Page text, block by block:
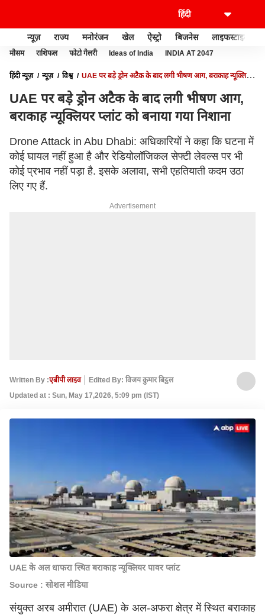
न्यूज़ राज्य मनोरंजन खेल ऐस्ट्रो बिजनेस लाइफस्टाइल
मौसम राशिफल फोटो गैलरी Ideas of India INDIA AT 2047
हिंदी न्यूज़ न्यूज़ विश्व
UAE पर बड़े ड्रोन अटैक के बाद लगी भीषण आग, बराकाह न्यूक्लियर
UAE पर बड़े ड्रोन अटैक के बाद लगी भीषण आग,
बराकाह न्यूक्लियर प्लांट को बनाया गया निशाना
Drone Attack in Abu Dhabi: अधिकारियों ने कहा कि घटना में
कोई घायल नहीं हुआ है और रेडियोलॉजिकल सेफ्टी लेवल्स पर भी
कोई प्रभाव नहीं पड़ा है. इसके अलावा, सभी एहतियाती कदम उठा
लिए गए हैं.
Advertisement
Written By :एबीपी लाइव
Edited By: विजय कुमार बिट्ठल
Updated at : Sun, May 17,2026, 5:09 pm (IST)
UAE के अल धाफरा स्थित बराकाह न्यूक्लियर पावर प्लांट
Source : सोशल मीडिया
संयुक्त अरब अमीरात(UAE) के अल-अफरा क्षेत्र में स्थित बराकाह